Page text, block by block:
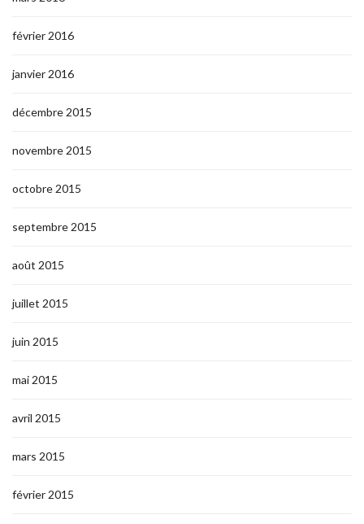
février 2016
janvier 2016
décembre 2015
novembre 2015
octobre 2015
septembre 2015
août 2015
juillet 2015
juin 2015
mai 2015
avril 2015
mars 2015
février 2015